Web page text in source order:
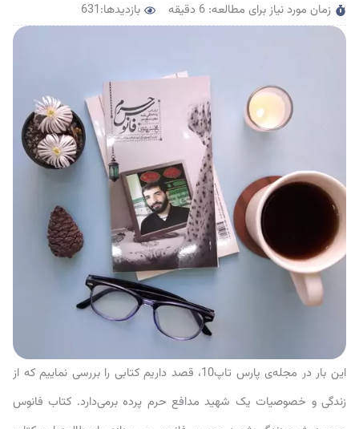
زمان مورد نیاز برای مطالعه: 6 دقیقه
بازدیدها:631
این بار در مجله‌ی پارس تاپ10، قصد داریم کتابی را بررسی نماییم که از
زندگی و خصوصیات یک شهید مدافع حرم پرده برمی‌دارد. کتاب فانوس